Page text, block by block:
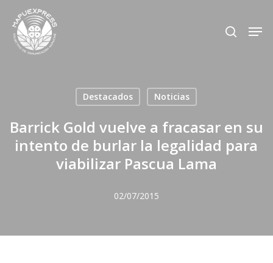
main
search
Destacados Noticias
Barrick Gold vuelve a fracasar en su
intento de burlar la legalidad para
viabilizar Pascua Lama
02/07/2015
Close